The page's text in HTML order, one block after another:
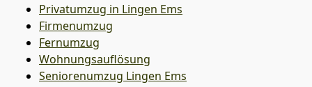
Privatumzug in Lingen Ems
Firmenumzug
Fernumzug
Wohnungsauflösung
Seniorenumzug Lingen Ems